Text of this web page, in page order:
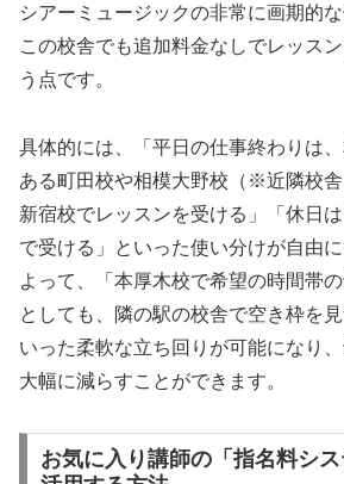
シアーミュージックの非常に画期的
この校舎でも追加料金なしでレッス
う点です。
具体的には、「平日の仕事終わりは
ある町田校や相模大野校（※近隣校
新宿校でレッスンを受ける」「休日
で受ける」といった使い分けが自由
よって、「本厚木校で希望の時間帯
としても、隣の駅の校舎で空き枠を
いった柔軟な立ち回りが可能になり
大幅に減らすことができます。
お気に入り講師の「指名料シ